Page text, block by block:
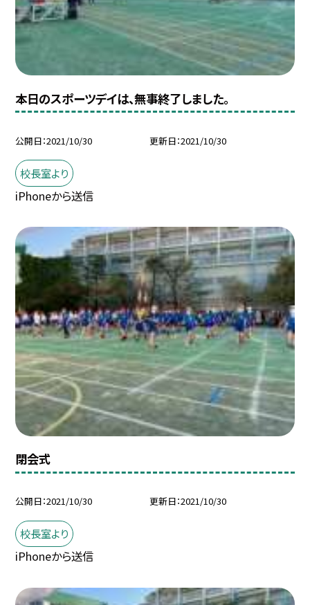
本日のスポーツデイは、無事終了しました。
公開日 2021/10/30 更新日 2021/10/30
校長室より
iPhoneから送信
閉会式
公開日 2021/10/30 更新日 2021/10/30
校長室より
iPhoneから送信